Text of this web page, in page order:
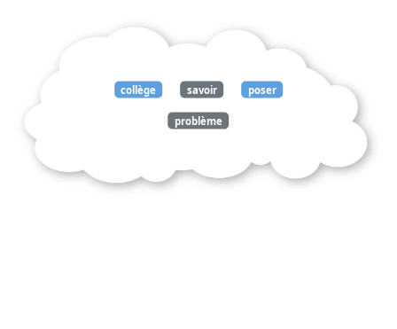
collège savoir poser
problème